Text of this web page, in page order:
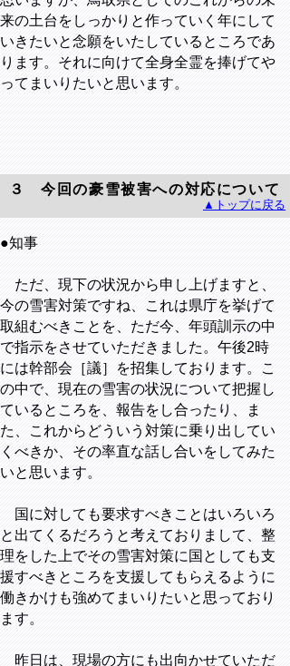
来の土台をしっかりと作っていく年にして
いきたいと念願をいたしているところであ
ります。それに向けて全身全霊を捧げてや
ってまいりたいと思います。
３ 今回の豪雪被害への対応について
▲トップに戻る
●知事
ただ、現下の状況から申し上げますと、
今の雪害対策ですね、これは県庁を挙げて
取組むべきことを、ただ今、年頭訓示の中
で指示をさせていただきました。午後2時
には幹部会［議］を招集しております。こ
の中で、現在の雪害の状況について把握し
ているところを、報告をし合ったり、ま
た、これからどういう対策に乗り出してい
くべきか、その率直な話し合いをしてみた
いと思います。
国に対しても要求すべきことはいろいろ
と出てくるだろうと考えておりまして、整
理をした上でその雪害対策に国としても支
援すべきところを支援してもらえるように
働きかけも強めてまいりたいと思っており
ます。
昨日は、現場の方にも出向かせていただ